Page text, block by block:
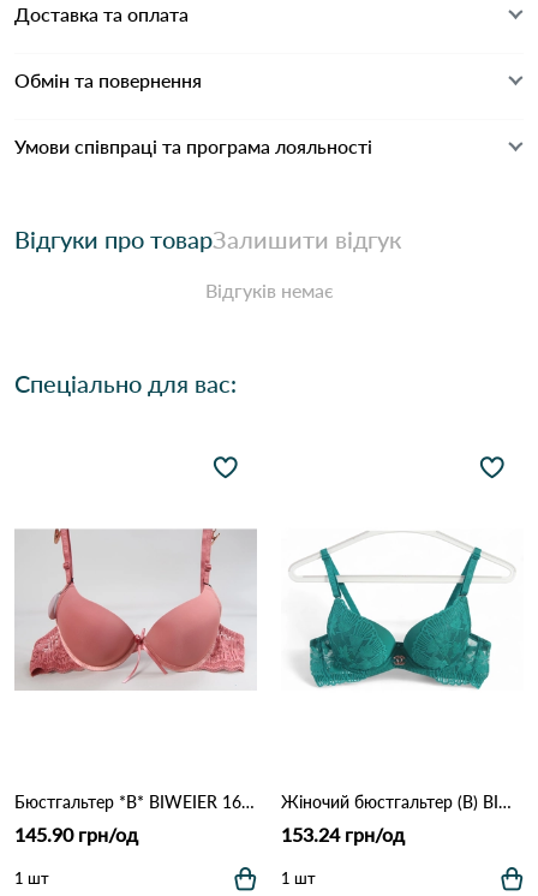
Доставка та оплата
Обмін та повернення
Умови співпраці та програма лояльності
Відгуки про товарЗалишити відгук
Відгуків немає
Спеціально для вас:
Бюстгальтер *В* BIWEIER 1666 9.2 Оранжевий
145.90 грн/од
1 шт
Жіночий бюстгальтер (B) BIWEIER 87718 7,2 Зелений
153.24 грн/од
1 шт